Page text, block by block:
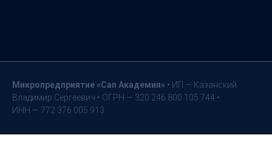
Микропредприятие «Сап Академия» • ИП — Казанский
Владимир Сергеевич • ОГРН — 320 246 800 105 744 •
ИНН — 772 376 005 913